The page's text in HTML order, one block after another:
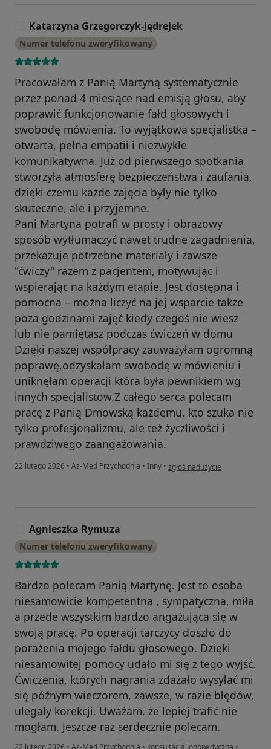
Katarzyna Grzegorczyk-Jędrejek
Numer telefonu zweryfikowany
Pracowałam z Panią Martyną systematycznie
przez ponad 4 miesiące nad emisją głosu, aby
poprawić funkcjonowanie fałd głosowych i
swobodę mówienia. To wyjątkowa specjalistka –
otwarta, pełna empatii i niezwykle
komunikatywna. Już od pierwszego spotkania
stworzyła atmosferę bezpieczeństwa i zaufania,
dzięki czemu każde zajęcia były nie tylko
skuteczne, ale i przyjemne.
Pani Martyna potrafi w prosty i obrazowy
sposób wytłumaczyć nawet trudne zagadnienia,
przekazuje potrzebne materiały i zawsze
"ćwiczy" razem z pacjentem, motywując i
wspierając na każdym etapie. Jest dostępna i
pomocna – można liczyć na jej wsparcie także
poza godzinami zajęć kiedy czegoś nie wiesz
lub nie pamiętasz podczas ćwiczeń w domu
Dzięki naszej współpracy zauważyłam ogromną
poprawę,odzyskałam swobodę w mówieniu i
uniknęłam operacji która była pewnikiem wg
innych specjalistow.Z całego serca polecam
pracę z Panią Dmowską każdemu, kto szuka nie
tylko profesjonalizmu, ale też życzliwości i
prawdziwego zaangażowania.
22 lutego 2026 • As-Med Przychodnia • Inny • w opinii użytkownika
zgłoś nadużycie
Agnieszka Rymuza
Numer telefonu zweryfikowany
Bardzo polecam Panią Martynę. Jest to osoba
niesamowicie kompetentna , sympatyczna, miła
a przede wszystkim bardzo angażująca się w
swoją pracę. Po operacji tarczycy doszło do
porażenia mojego fałdu głosowego. Dzięki
niesamowitej pomocy udało mi się z tego wyjść.
Ćwiczenia, których nagrania zdażało wysyłać mi
się późnym wieczorem, zawsze, w razie błędów,
ulegały korekcji. Uważam, że lepiej trafić nie
mogłam. Jeszcze raz serdecznie polecam.